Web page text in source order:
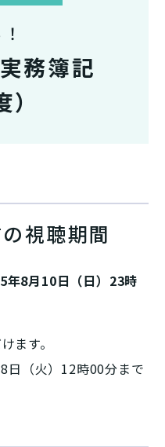
務簿記
視聴期間
年8月10日（日）23時
ます。
（火）12時00分まで